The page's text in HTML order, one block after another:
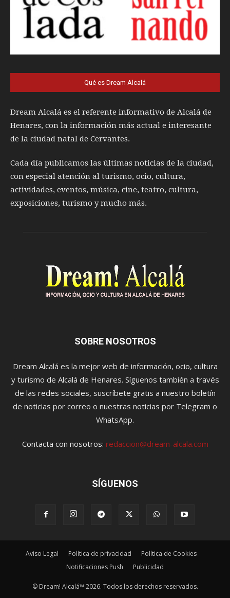
Qué es Dream Alcalá
Dream Alcalá es el referente informativo de Alcalá de
Henares, con la información más actual e interesante
de la ciudad natal de Cervantes.
Cada día publicamos las últimas noticias de la ciudad,
con especial atención al turismo, ocio, cultura,
actividades, eventos, música, cine, teatro, cultura,
exposiciones, turismo y mucho más.
SOBRE NOSOTROS
Dream Alcalá es la mejor web de información, ocio, cultura
y turismo de Alcalá de Henares. Síguenos también a través
de las redes sociales, suscríbete gratis a nuestro boletín
de noticias por correo o nuestras noticias por Telegram o
WhatsApp.
Contacta con nosotros: redaccion@dream-alcala.com
SÍGUENOS
Aviso Legal Política de privacidad
Política de Cookies
Notificaciones Push
Publicidad
© Dream! Alcalá™ 2026. Todos los derechos reservados.